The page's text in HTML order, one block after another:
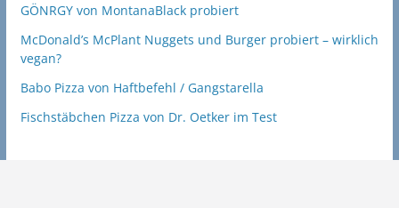
GÖNRGY von MontanaBlack probiert
McDonald’s McPlant Nuggets und Burger probiert – wirklich
vegan?
Babo Pizza von Haftbefehl / Gangstarella
Fischstäbchen Pizza von Dr. Oetker im Test